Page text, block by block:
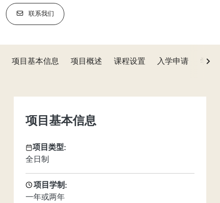
金融
联系我们
项目基本信息 项目概述 课程设置 入学申请 学费
Next
项目基本信息
项目类型:
全日制
项目学制:
一年或两年